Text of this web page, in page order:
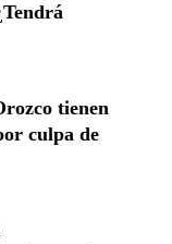
tienen
culpa de